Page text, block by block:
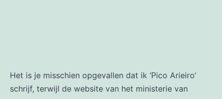
Het is je misschien opgevallen dat ik ‘Pico Arieiro’
schrijf, terwijl de website van het ministerie van